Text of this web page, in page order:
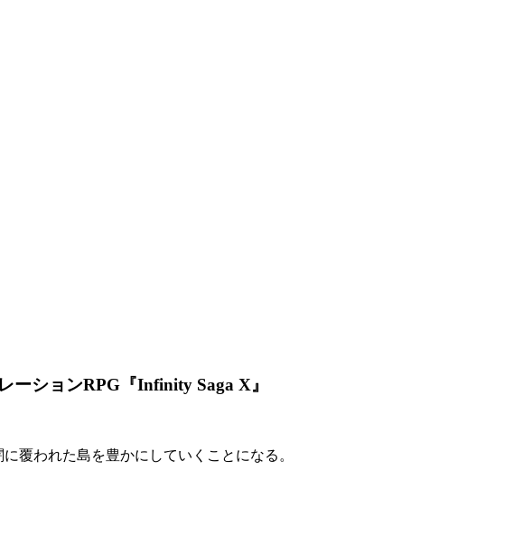
ーションRPG『Infinity Saga X』
覆われた島を豊かにしていくことになる。